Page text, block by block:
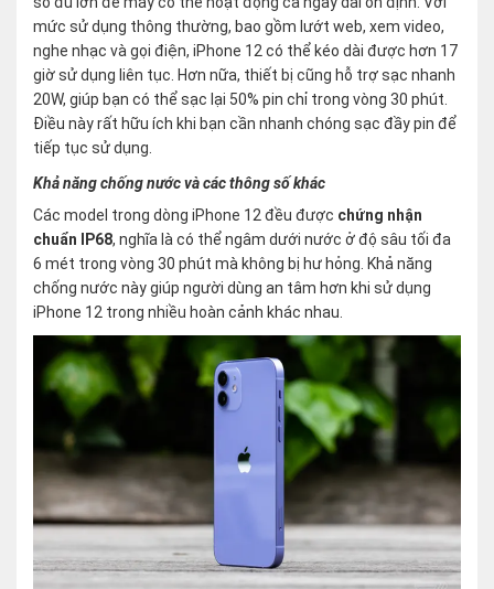
mức sử dụng thông thường, bao gồm lướt web, xem video,
nghe nhạc và gọi điện, iPhone 12 có thể kéo dài được hơn 17
giờ sử dụng liên tục. Hơn nữa, thiết bị cũng hỗ trợ sạc nhanh
20W, giúp bạn có thể sạc lại 50% pin chỉ trong vòng 30 phút.
Điều này rất hữu ích khi bạn cần nhanh chóng sạc đầy pin để
tiếp tục sử dụng.
Khả năng chống nước và các thông số khác
Các model trong dòng iPhone 12 đều được chứng nhận
chuẩn IP68, nghĩa là có thể ngâm dưới nước ở độ sâu tối đa
6 mét trong vòng 30 phút mà không bị hư hỏng. Khả năng
chống nước này giúp người dùng an tâm hơn khi sử dụng
iPhone 12 trong nhiều hoàn cảnh khác nhau.